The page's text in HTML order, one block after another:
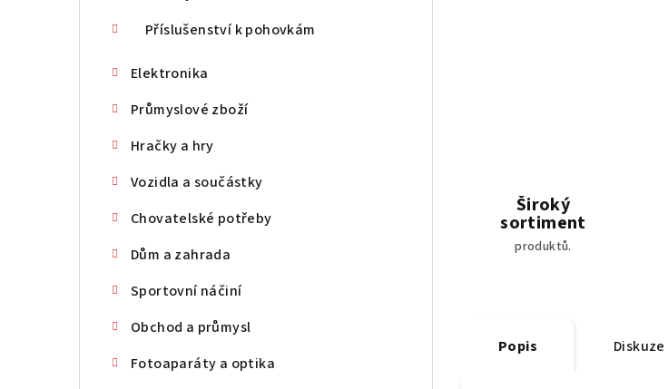
Příslušenství k pohovkám
Elektronika
Průmyslové zboží
Hračky a hry
Vozidla a součástky
Chovatelské potřeby
Dům a zahrada
Sportovní náčiní
Obchod a průmysl
Fotoaparáty a optika
Široký
sortiment
produktů.
Popis Diskuze